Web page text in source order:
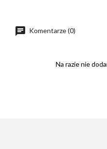
Komentarze (0)
Na razie nie